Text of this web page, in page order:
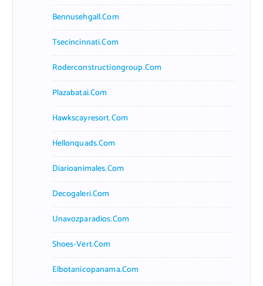
Bennusehgall.com
Tsecincinnati.com
Roderconstructiongroup.com
Plazabatai.com
Hawkscayresort.com
Hellonquads.com
Diarioanimales.com
Decogaleri.com
Unavozparadios.com
Shoes-Vert.com
Elbotanicopanama.com